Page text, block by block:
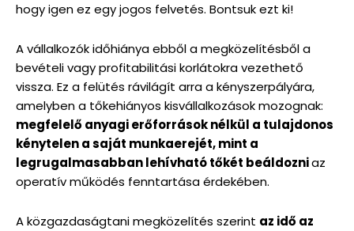
hogy igen ez egy jogos felvetés. Bontsuk ezt ki!
A vállalkozók időhiánya ebből a megközelítésből a
bevételi vagy profitabilitási korlátokra vezethető
vissza. Ez a felütés rávilágít arra a kényszerpályára,
amelyben a tőkehiányos kisvállalkozások mozognak:
megfelelő anyagi erőforrások nélkül a tulajdonos
kénytelen a saját munkaerejét, mint a
legrugalmasabban lehívható tőkét beáldozniaz
operatív működés fenntartása érdekében.
A közgazdaságtani megközelítés szerint az idő az